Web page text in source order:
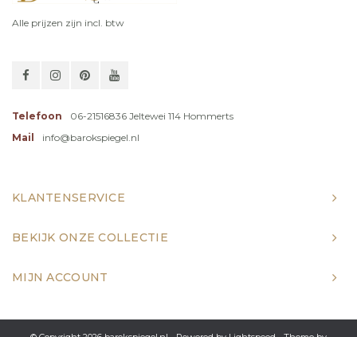
Alle prijzen zijn incl. btw
Telefoon
06-21516836 Jeltewei 114 Hommerts
Mail
info@barokspiegel.nl
KLANTENSERVICE
BEKIJK ONZE COLLECTIE
MIJN ACCOUNT